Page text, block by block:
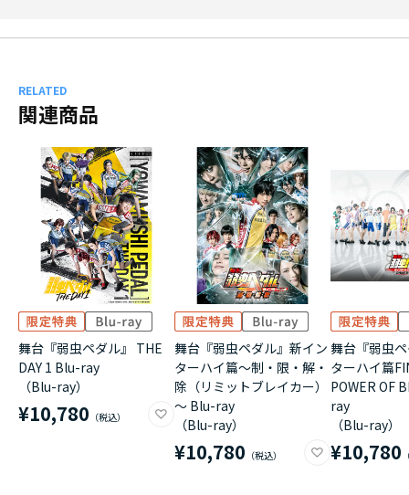
RELATED
関連商品
舞台『弱虫ペダル』 THE
DAY 1 Blu-ray
（Blu-ray）
¥10,780
舞台『弱虫ペダル』新イン
ターハイ篇～制・限・解・
除（リミットブレイカー）
～ Blu-ray
（Blu-ray）
¥10,780
舞台『弱虫
ターハイ篇
POWER OF
ray
（Blu-ray）
¥10,780